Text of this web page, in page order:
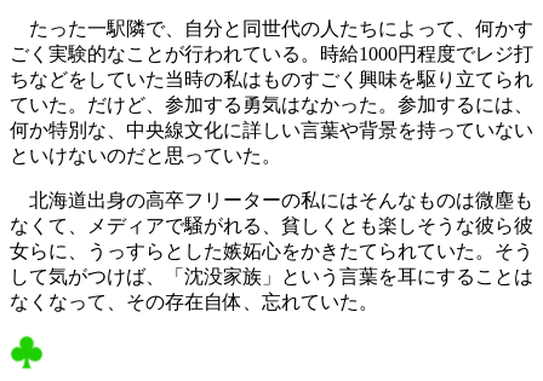
たった一駅隣で、自分と同世代の人たちによって、何かす
ごく実験的なことが行われている。時給1000円程度でレジ打
ちなどをしていた当時の私はものすごく興味を駆り立てられ
ていた。だけど、参加する勇気はなかった。参加するには、
何か特別な、中央線文化に詳しい言葉や背景を持っていない
といけないのだと思っていた。
北海道出身の高卒フリーターの私にはそんなものは微塵も
なくて、メディアで騒がれる、貧しくとも楽しそうな彼ら彼
女らに、うっすらとした嫉妬心をかきたてられていた。そう
して気がつけば、「沈没家族」という言葉を耳にすることは
なくなって、その存在自体、忘れていた。